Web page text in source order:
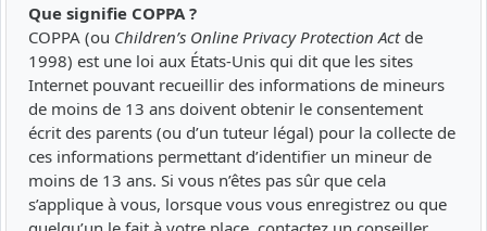
Que signifie COPPA ?
COPPA (ou Children’s Online Privacy Protection Actde
1998) est une loi aux États-Unis qui dit que les sites
Internet pouvant recueillir des informations de mineurs
de moins de 13 ans doivent obtenir le consentement
écrit des parents (ou d’un tuteur légal) pour la collecte de
ces informations permettant d’identifier un mineur de
moins de 13 ans. Si vous n’êtes pas sûr que cela
s’applique à vous, lorsque vous vous enregistrez ou que